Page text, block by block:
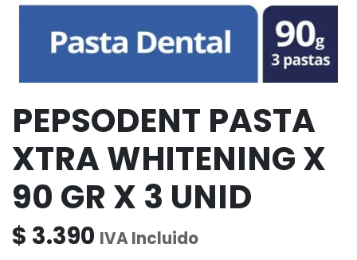
PEPSODENT PASTA
XTRA WHITENING X
90 GR X 3 UNID
$ 3.390 IVA Incluido